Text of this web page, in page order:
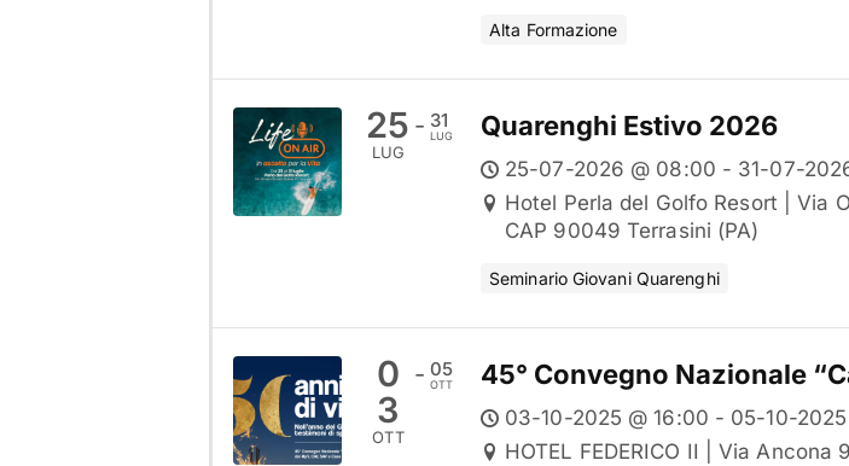
Alta Formazione
25
LUG
- 31
LUG Quarenghi Estivo 2026
25-07-2026 @ 08:00 - 31-07-
Hotel Perla del Golfo Resort | Via
CAP 90049 Terrasini (PA)
Seminario Giovani Quarenghi
0
3
OTT
- 05
OTT 45° Convegno Nazionale
03-10-2025 @ 16:00 - 05-10-2025
HOTEL FEDERICO II | Via